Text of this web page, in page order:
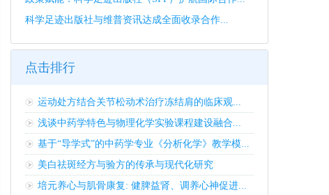
科学足迹出版社与维普资讯达成全面收录合作...
点击排行
运动处方结合关节松动术治疗冻结肩的临床观...
浅谈中药学特色与物理化学实验课程建设融合...
基于“导学式”的中药学专业《分析化学》教学模...
美白祛斑经方与验方的传承与现代化研究
培元养心与肌骨康复: 健脾益肾、调养心神促进...